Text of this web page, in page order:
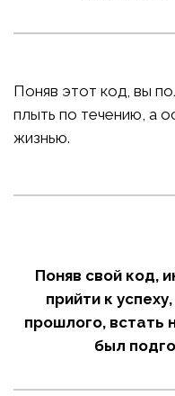
Поняв этот код, вы
плыть по течению, а
жизнью.
Поняв свой код,
прийти к
прошлого, встать
был